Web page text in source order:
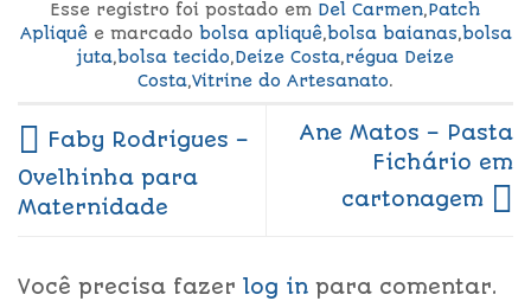
Esse registro foi postado em Del Carmen,Patch
Apliquêe marcado bolsa apliquê,bolsa baianas,bolsa
juta,bolsa tecido,Deize Costa,régua Deize
Costa,Vitrine do Artesanato.
Faby Rodrigues –
Ovelhinha para
Maternidade
Ane Matos – Pasta
Fichário em
cartonagem
Você precisa fazer log in para comentar.